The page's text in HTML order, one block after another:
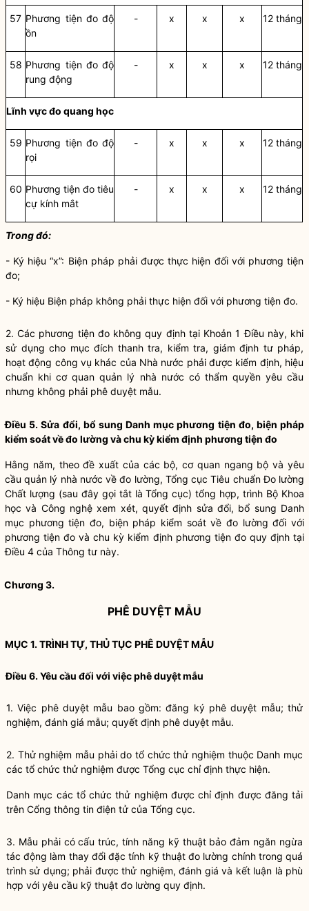
57 Phương tiện đo độ
ồn
- x x x 12 tháng
58 Phương tiện đo độ
rung động
- x x x 12 tháng
Lĩnh vực đo quang học
59 Phương tiện đo độ
rọi
- x x x 12 tháng
60 Phương tiện đo tiêu
cự kính mắt
- x x x 12 tháng
Trong đó:
- Ký hiệu “x”: Biện pháp phải được thực hiện đối với phương tiện
đo;
- Ký hiệu Biện pháp không phải thực hiện đối với phương tiện đo.
2.Các phương tiện đo không quy định tại Khoản 1 Điều này, khi
sử dụng cho mục đích thanh tra, kiểm tra, giám định tư pháp,
hoạt động công vụ khác của Nhà nước phải được kiểm định, hiệu
chuẩn khi cơ quan quản lý nhà nước có thẩm quyền yêu cầu
nhưng không phải phê duyệt mẫu.
Điều 5. Sửa đổi, bổ sung Danh mục phương tiện đo, biện pháp
kiểm soát về đo lường và chu kỳ kiểm định phương tiện đo
Hằng năm, theo đề xuất của các bộ, cơ quan ngang bộ và yêu
cầu quản lý nhà nước về đo lường, Tổng cục Tiêu chuẩn Đo lường
Chất lượng (sau đây gọi tắt là Tổng cục) tổng hợp, trình Bộ Khoa
học và Công nghệ xem xét, quyết định sửa đổi, bổ sung Danh
mục phương tiện đo, biện pháp kiểm soát về đo lường đối với
phương tiện đo và chu kỳ kiểm định phương tiện đo quy định tại
Điều 4 của Thông tư này.
Chương 3.
PHÊ DUYỆT MẪU
MỤC 1.TRÌNH TỰ, THỦ TỤC PHÊ DUYỆT MẪU
Điều 6. Yêu cầu đối với việc phê duyệt mẫu
1.Việc phê duyệt mẫu bao gồm: đăng ký phê duyệt mẫu; thử
nghiệm, đánh giá mẫu; quyết định phê duyệt mẫu.
2. Thử nghiệm mẫu phải do tổ chức thử nghiệm thuộc Danh mục
các tổ chức thử nghiệm được Tổng cục chỉ định thực hiện.
Danh mục các tổ chức thử nghiệm được chỉ định được đăng tải
trên Cổng thông tin điện tử của Tổng cục.
3. Mẫu phải có cấu trúc, tính năng kỹ thuật bảo đảm ngăn ngừa
tác động làm thay đổi đặc tính kỹ thuật đo lường chính trong quá
trình sử dụng; phải được thử nghiệm, đánh giá và kết luận là phù
hợp với yêu cầu kỹ thuật đo lường quy định.